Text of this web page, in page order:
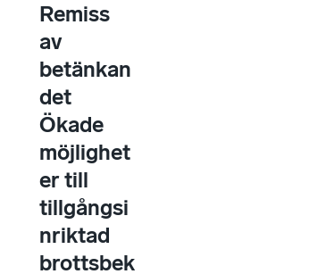
Remiss
av
betänkan
det
Ökade
möjlighet
er till
tillgångsi
nriktad
brottsbek